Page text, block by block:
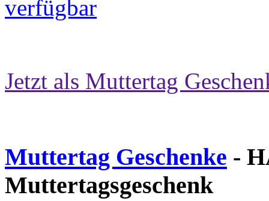
Jetzt als Muttertag
Muttertag Geschenke -
Muttertagsgeschenk